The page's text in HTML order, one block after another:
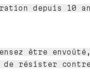
depuis 10
être
de résister contre